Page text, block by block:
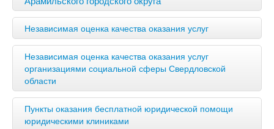
Независимая оценка качества оказания услуг
Независимая оценка качества оказания услуг
организациями социальной сферы Свердловской
области
Пункты оказания бесплатной юридической помощи
юридическими клиниками